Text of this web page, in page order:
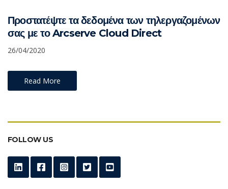
Προστατέψτε τα δεδομένα των τηλεργαζομένων
σας με το Arcserve Cloud Direct
26/04/2020
Read More
FOLLOW US